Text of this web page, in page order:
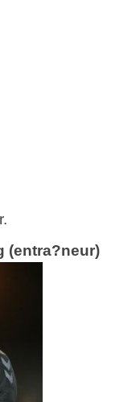
(entra?neur)